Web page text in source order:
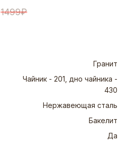
1499₽
Гранит
Чайник - 201, дно чайника -
430
Нержавеющая сталь
Бакелит
Да